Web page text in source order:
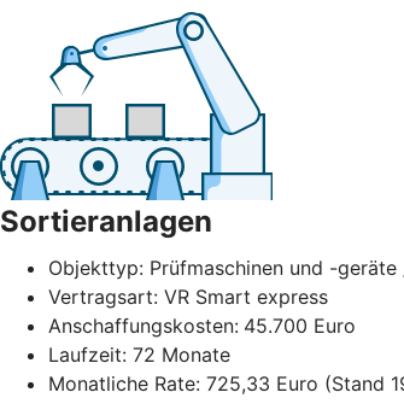
Sortieranlagen
Objekttyp: Prüfmaschinen und -geräte
Vertragsart: VR Smart express
Anschaffungskosten: 45.700 Euro
Laufzeit: 72 Monate
Monatliche Rate: 725,33 Euro (Stand